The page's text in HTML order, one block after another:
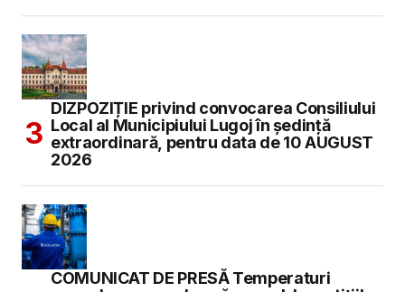
DIZPOZIȚIE privind convocarea Consiliului
Local al Municipiului Lugoj în şedinţă
extraordinară, pentru data de 10 AUGUST
2026
COMUNICAT DE PRESĂ Temperaturi